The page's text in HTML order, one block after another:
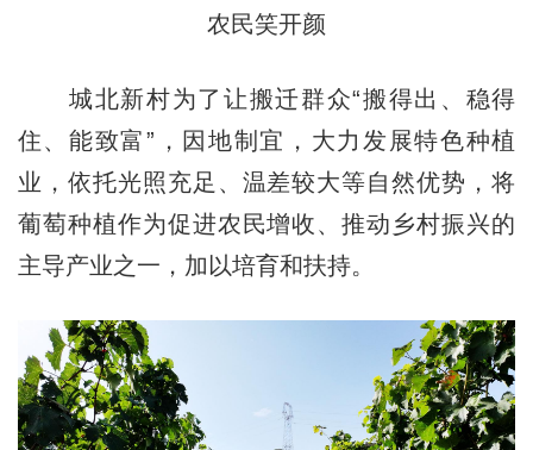
农民笑开颜
城北新村为了让搬迁群众“搬得出、稳得
住、能致富”，因地制宜，大力发展特色种植
业，依托光照充足、温差较大等自然优势，将
葡萄种植作为促进农民增收、推动乡村振兴的
主导产业之一，加以培育和扶持。